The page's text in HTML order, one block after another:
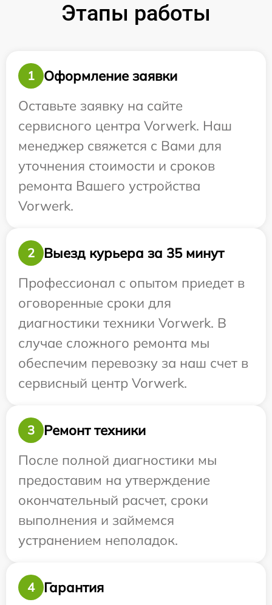
Этапы работы
1
Оформление заявки
Оставьте заявку на сайте
сервисного центра Vorwerk. Наш
менеджер свяжется с Вами для
уточнения стоимости и сроков
ремонта Вашего устройства
Vorwerk.
2
Выезд курьера за 35 минут
Профессионал с опытом приедет в
оговоренные сроки для
диагностики техники Vorwerk. В
случае сложного ремонта мы
обеспечим перевозку за наш счет в
сервисный центр Vorwerk.
3
Ремонт техники
После полной диагностики мы
предоставим на утверждение
окончательный расчет, сроки
выполнения и займемся
устранением неполадок.
4
Гарантия